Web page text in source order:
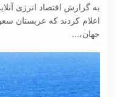
به گزارش اقتصاد انرژی
اعلام کردند که عربستان
جهان،...